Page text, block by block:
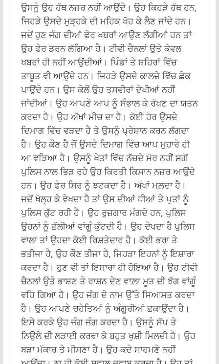
ਉਸਨੂੰ ਉਹ ਹੱਥ ਨਜ਼ਰ ਨਹੀਂ ਆਉਂਦੇ। ਉਹ ਕਿਹੜੇ ਹੱਥ ਹਨ,
ਜਿਹੜੇ ਉਸਦੇ ਮੁੜ੍ਹਕੇ ਦੀ ਮਹਿਕ ਖੋਹ ਕੇ ਲੈਣ ਜਾਂਦੇ ਹਨ।
ਜਦੋਂ ਹੁਣ ਜੰਗ ਦੀਆਂ ਫੇਰ ਖਬਰਾਂ ਆਉਣ ਲੱਗੀਆਂ ਹਨ ਤਾਂ
ਉਹ ਫੇਰ ਡਰਨ ਲੱਗਿਆ ਹੈ। ਟੀਵੀ ਚੈਨਲਾਂ ਉਤੇ ਕੇਵਲ
ਖਬਰਾਂ ਹੀ ਨਹੀਂ ਆਉਂਦੀਆਂ। ਪਿੰਡਾਂ ਤੇ ਸ਼ਹਿਰਾਂ ਵਿੱਚ
ਤਾਬੂਤ ਵੀ ਆਉਂਦੇ ਹਨ। ਜਿਹੜੇ ਉਸਦੇ ਕਾਲਜ਼ੇ ਵਿੱਚ ਛੇਕ
ਪਾਉਂਦੇ ਹਨ। ਉਸ ਕੋਲੋਂ ਉਹ ਤਸਵੀਰਾਂ ਦੇਖੀਆਂ ਨਹੀਂ
ਜਾਂਦੀਆਂ। ਉਹ ਆਪਣੇ ਆਪ ਨੂੰ ਸੰਭਾਲ ਕੇ ਰੱਖਣ ਦਾ ਯਤਨ
ਕਰਦਾ ਹੈ। ਉਹ ਅੱਖਾਂ ਮੀਚ ਦਾ ਹੈ। ਕੋਈ ਹੋਰ ਉਸਦੇ
ਦਿਮਾਗ ਵਿੱਚ ਵੜਦਾ ਹੈ ਤੇ ਉਸਨੂੰ ਪ੍ਰੇਸ਼ਾਨ ਕਰਨ ਲੱਗਦਾ
ਹੈ। ਉਹ ਕੌਣ ਹੈ ਜੋਂ ਉਸਦੇ ਦਿਮਾਗ ਵਿੱਚ ਆਪ ਮੁਹਾਰੇ ਹੀ
ਆ ਵੜਿਆ ਹੈ। ਉਸਨੂੰ ਖੇਤਾਂ ਵਿੱਚ ਨੱਚਦੇ ਮੋਰ ਨਹੀਂ ਸਗੋਂ
ਪੁਲਿਸ ਨਾਲ ਭਿੜ ਰਹੇ ਉਹ ਕਿਰਤੀ ਕਿਸਾਨ ਨਜ਼ਰ ਆਉਂਦੇ
ਹਨ। ਉਹ ਫੇਰ ਸਿਰ ਨੂੰ ਝਟਕਦਾ ਹੈ। ਅੱਖਾਂ ਮਲ਼ਦਾ ਹੈ।
ਜਦੋਂ ਖੋਲ੍ਹ ਕੇ ਵੇਖਦਾ ਹੈ ਤਾਂ ਉਸ ਦੀਆਂ ਧੀਆਂ ਤੇ ਪੁਤਾਂ ਨੂੰ
ਪੁਲਿਸ ਕੁੱਟ ਰਹੀ ਹੈ। ਉਹ ਰੁਜ਼ਗਾਰ ਮੰਗਦੇ ਹਨ, ਪੁਲਿਸ
ਉਹਨਾਂ ਨੂੰ ਛੱਲੀਆਂ ਵਾਂਗੂੰ ਕੁੱਟਦੀ ਹੈ। ਉਹ ਦੇਖਦਾ ਹੈ ਪੁਲਿਸ
ਵਾਲਾ ਤਾਂ ਉਹਦਾ ਕੋਈ ਰਿਸ਼ਤੇਦਾਰ ਹੈ। ਕੋਈ ਭਰਾ ਤੇ
ਭਤੀਜਾ ਹੈ, ਉਹ ਕੌਣ ਤੀਜਾ ਹੈ, ਜਿਹੜਾ ਇਹਨਾਂ ਨੂੰ ਇਸ਼ਾਰਾ
ਕਰਦਾ ਹੈ। ਹੁਣ ਵੀ ਤਾਂ ਇਸ਼ਾਰਾ ਹੀ ਹੋਇਆ ਹੈ। ਉਹ ਟੀਵੀ
ਚੈਨਲਾਂ ਉਤੇ ਭਾਸ਼ਣ ਤੇ ਰਾਸ਼ਨ ਦੇਣ ਵਾਲ਼ਾ ਮੂਤ ਦੀ ਝੱਗ ਵਾਂਗੂੰ
ਵਹਿ ਗਿਆ ਹੈ। ਉਹ ਜੰਗ ਦੇ ਨਾਮ ਉੱਤੇ ਸਿਆਸਤ ਕਰਦਾ
ਹੈ। ਉਹ ਆਪਣੇ ਚਹੇਤਿਆਂ ਨੂੰ ਅੰਗੂਰੀਆਂ ਛਕਾਉਂਦਾ ਹੈ।
ਇਸੇ ਕਰਕੇ ਉਹ ਜੰਗ ਜੰਗ ਕਰਦਾ ਹੈ। ਉਸਨੂੰ ਸੱਪ ਤੇ
ਨਿਉਲੇ ਦੀ ਲੜਾਈ ਕਰਵਾ ਕੇ ਬਹੁਤ ਖੁਸ਼ੀ ਮਿਲਦੀ ਹੈ। ਉਹ
ਬੜਾ ਮੱਕਾਰ ਤੇ ਮੀਸਣਾ ਹੈ। ਉਹ ਕਦੇ ਸਾਹਮਣੇ ਨਹੀਂ